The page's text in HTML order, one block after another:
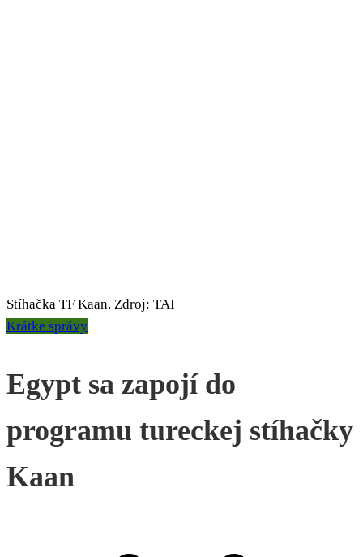
Stíhačka TF Kaan. Zdroj: TAI
Krátke správy
Egypt sa zapojí do
programu tureckej stíhačky
Kaan